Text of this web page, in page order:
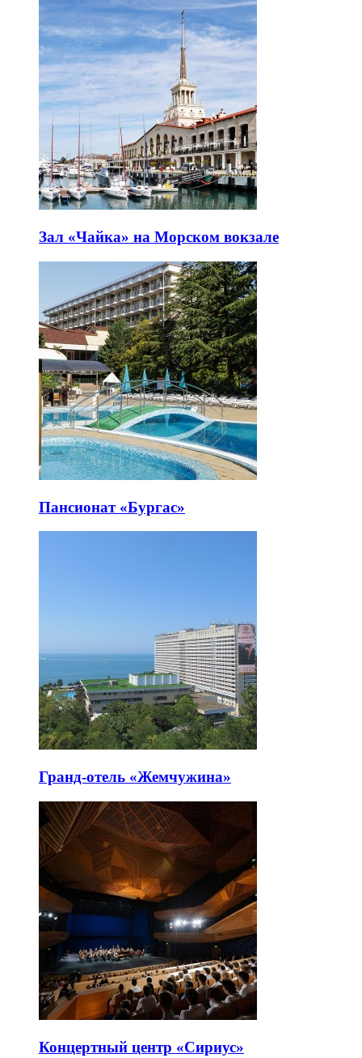
Зал «Чайка» на Морском вокзале
Пансионат «Бургас»
Гранд-отель «Жемчужина»
Концертный центр «Сириус»